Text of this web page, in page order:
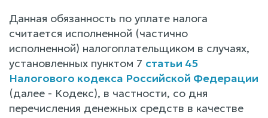
Данная обязанность по уплате налога
считается исполненной (частично
исполненной) налогоплательщиком в случаях,
установленных пунктом 7 статьи 45
Налогового кодекса Российской Федерации
(далее - Кодекс), в частности, со дня
перечисления денежных средств в качестве